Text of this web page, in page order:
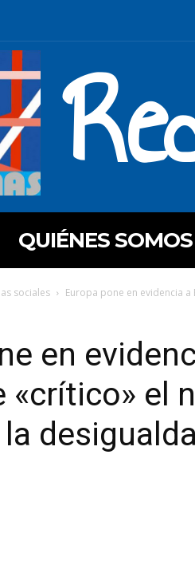
QUIÉNES SOMOS
sociales Europa pone en evidencia a
en
«crítico» el